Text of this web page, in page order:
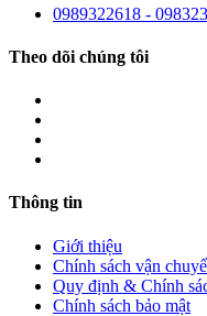
0989322618 -
Theo dõi chúng tôi
Thông tin
Giới thiệu
Chính sách vận
Quy định & Chính
Chính sách bảo mật